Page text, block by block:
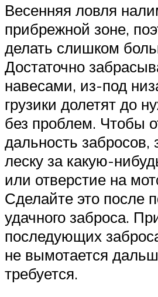
Весенняя ловля
прибрежной зоне,
делать слишком
Достаточно
навесами, из-под
грузики долетят до
без проблем. Чтобы
дальность забросов,
леску за какую-
или отверстие на
Сделайте это после
удачного заброса.
последующих
не вымотается
требуется.